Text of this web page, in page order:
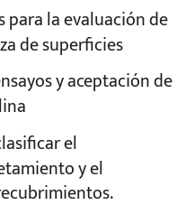
para la evaluación de
de superficies
y aceptación de
el
y el